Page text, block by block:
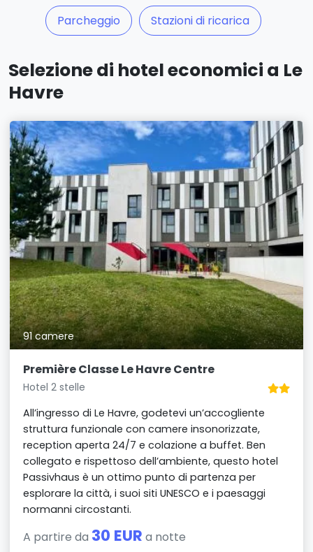
Parcheggio Stazioni di ricarica
Selezione di hotel economici a Le
Havre
91 camere
Première Classe Le Havre Centre
Hotel 2 stelle
All’ingresso di Le Havre, godetevi un’accogliente
struttura funzionale con camere insonorizzate,
reception aperta 24/7 e colazione a buffet. Ben
collegato e rispettoso dell’ambiente, questo hotel
Passivhaus è un ottimo punto di partenza per
esplorare la città, i suoi siti UNESCO e i paesaggi
normanni circostanti.
A partire da 30 EUR a notte